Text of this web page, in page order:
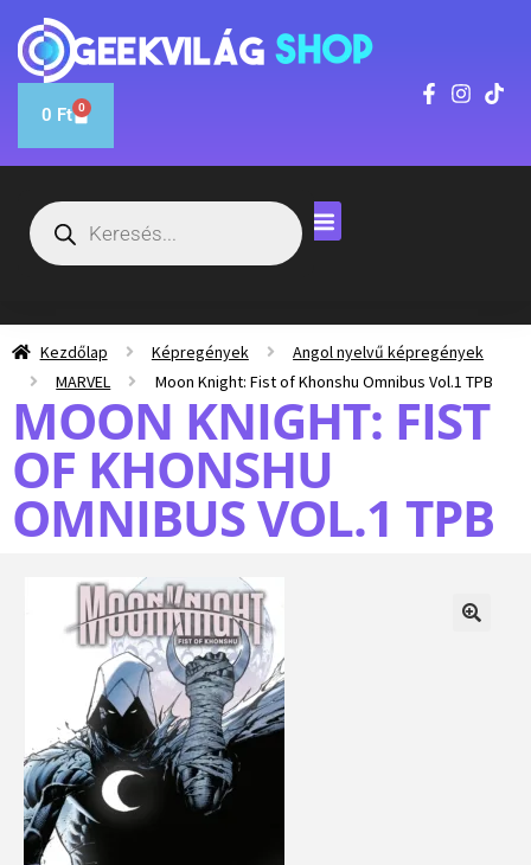
0 Ft 0
Kezdőlap Képregények
Angol nyelvű képregények
MARVEL
Moon Knight: Fist of Khonshu Omnibus Vol.1 TPB
MOON KNIGHT: FIST
OF KHONSHU
OMNIBUS VOL.1 TPB